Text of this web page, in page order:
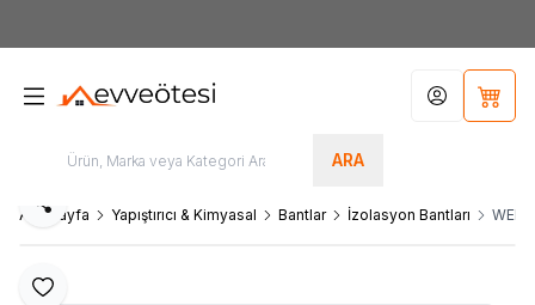
ARA
Hesabım
Ana Sayfa Yapıştırıcı & Kimyasal Bantlar İzolasyon Bantları
Favoriye Ekle
Paylaş